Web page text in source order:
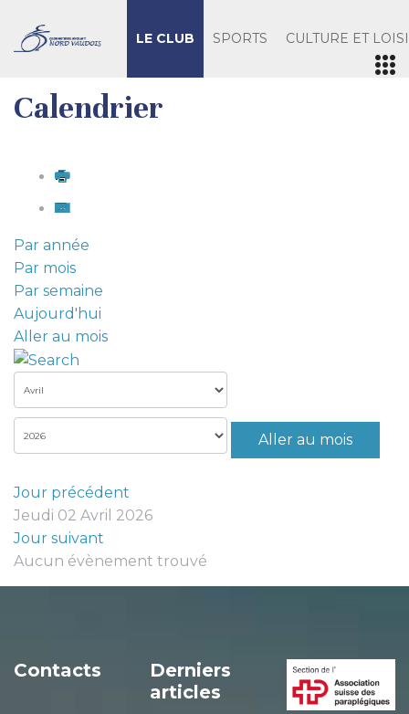
LE CLUB SPORTS CULTURE ET
Calendrier
Par année
Par mois
Par semaine
Aujourd'hui
Aller au mois
Aller au mois
Jour précédent
Jeudi 02 Avril 2026
Jour suivant
Aucun évènement trouvé
Contacts
Derniers
articles